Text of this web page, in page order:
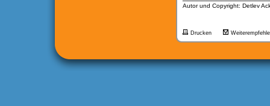
Autor und Copyright: Detlev
Drucken